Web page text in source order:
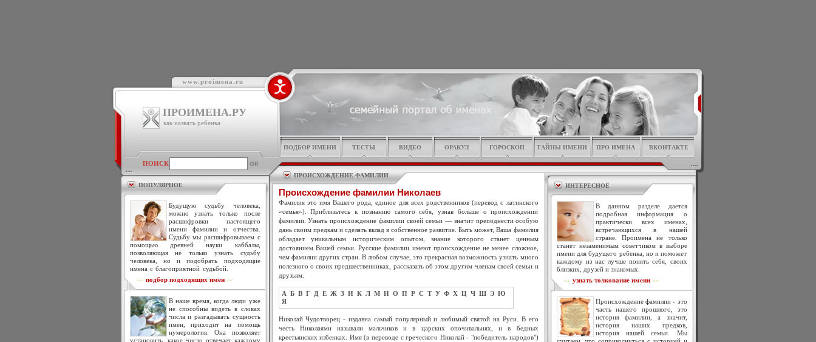
www.proimena.ru
ПРОИМЕНА.РУ
как назвать ребенка
ПОИСК
ПОПУЛЯРНОЕ
Будущую судьбу человека,
можно узнать только после
расшифровки настоящего
имени фамилии и отчества.
Судьбу мы расшифровываем с
помощью древней науки каббалы,
позволяющая не только узнать судьбу
человека, но и подобрать подходящие
имена с благоприятной судьбой.
>> подбор подходящих имен<<
В наше время, когда люди уже
не способны видеть в словах
числа и разгадывать сущность
имен, приходит на помощь
нумерология. Она позволяет
установить, какое число отвечает каждому
ПОДБОР ИМЕНИ ТЕСТЫ ВИДЕО ОРАКУЛ ГОРОСКОП ТАЙНЫ ИМЕНИ ПРО ИМЕНА ВКОНТАКТЕ
ПРОИСХОЖДЕНИЕ ФАМИЛИИ
Происхождение фамилии Николаев
Фамилия это имя Вашего рода, единое для всех родственников (перевод с латинского
«семья»). Приблизьтесь к познанию самого себя, узнав больше о происхождении
фамилии. Узнать происхождение фамилии своей семьи — значит преподнести особую
дань своим предкам и сделать вклад в собственное развитие. Быть может, Ваша фамилия
обладает уникальным историческим опытом, знание которого станет ценным
достоянием Вашей семьи. Русские фамилии имеют происхождение не менее сложное,
чем фамилии других стран. В любом случае, это прекрасная возможность узнать много
полезного о своих предшественниках, рассказать об этом другим членам своей семьи и
друзьям.
А Б В Г Д Е Ж З И К Л М Н О П Р С Т У Ф Х Ц Ч Ш Э Ю
Я
Николай Чудотворец - издавна самый популярный и любимый святой на Руси. В его
честь Николаями называли мальчиков и в царских опочивальнях, и в бедных
крестьянских избенках. Имя (в переводе с греческого Николай - "победитель народов")
ИНТЕРЕСНОЕ
В данном разделе дается
подробная информация о
практически всех именах,
встречающихся в нашей
стране. Проимена не только
станет незаменимым советчиком в выборе
имени для будущего ребенка, но и поможет
каждому из нас лучше понять себя, своих
близких, друзей и знакомых.
>> узнать толкование имени<<
Происхождение фамилии - это
часть нашего прошлого, это
история фамилии, а значит,
история наших предков,
история нашей семьи. Мы